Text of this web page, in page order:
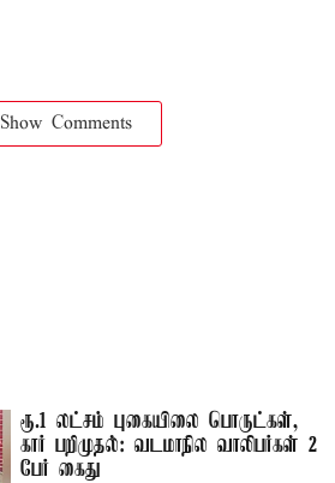
Show Comments
ரூ.1 லட்சம் புகையிலை பொருட்கள்,
கார் பறிமுதல்: வடமாநில வாலிபர்கள் 2
பேர் கைது